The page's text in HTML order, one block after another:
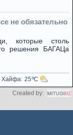
не обязательно
которые столь
решения БАГАЦа
Хайфа 25
Created by: